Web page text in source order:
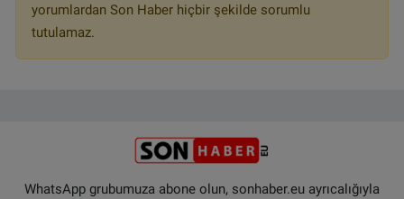
yorumlardan Son Haber hiçbir şekilde sorumlu
tutulamaz.
WhatsApp grubumuza abone olun, sonhaber.eu ayrıcalığıyla